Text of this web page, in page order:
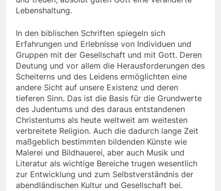
Lebenshaltung.
In den biblischen Schriften spiegeln sich
Erfahrungen und Erlebnisse von Individuen und
Gruppen mit der Gesellschaft und mit Gott. Deren
Deutung und vor allem die Herausforderungen des
Scheiterns und des Leidens ermöglichten eine
andere Sicht auf unsere Existenz und deren
tieferen Sinn. Das ist die Basis für die Grundwerte
des Judentums und des daraus entstandenen
Christentums als heute weltweit am weitesten
verbreitete Religion. Auch die dadurch lange Zeit
maßgeblich bestimmten bildenden Künste wie
Malerei und Bildhauerei, aber auch Musik und
Literatur als wichtige Bereiche trugen wesentlich
zur Entwicklung und zum Selbstverständnis der
abendländischen Kultur und Gesellschaft bei.